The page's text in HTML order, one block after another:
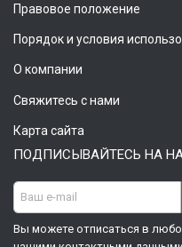
Правовое положение
Порядок и условия
О компании
Свяжитесь с нами
Карта сайта
ПОДПИСЫВАЙТЕСЬ НА
Вы можете отписаться в